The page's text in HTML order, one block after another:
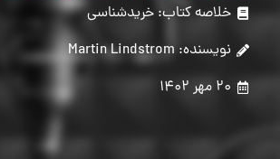
خلاصه کتاب: خریدشناسی
نویسنده: Martin Lindstrom
20 مهر 1402